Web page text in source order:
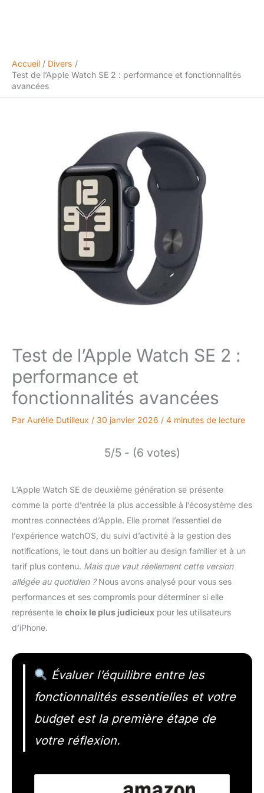
Accueil
Divers
Test de l’Apple Watch SE 2 : performance et fonctionnalités
avancées
Test de l’Apple Watch SE 2 :
performance et
fonctionnalités avancées
Par Aurélie Dutilleux / 30 janvier 2026 / 4 minutes de lecture
5/5 - (6 votes)
L’Apple Watch SE de deuxième génération se présente
comme la porte d’entrée la plus accessible à l’écosystème des
montres connectées d’Apple. Elle promet l’essentiel de
l’expérience watchOS, du suivi d’activité à la gestion des
notifications, le tout dans un boîtier au design familier et à un
tarif plus contenu. Mais que vaut réellement cette version
allégée au quotidien ?Nous avons analysé pour vous ses
performances et ses compromis pour déterminer si elle
représente le choix le plus judicieux pour les utilisateurs
d’iPhone.
Évaluer l’équilibre entre les
fonctionnalités essentielles et votre
budget est la première étape de
votre réflexion.